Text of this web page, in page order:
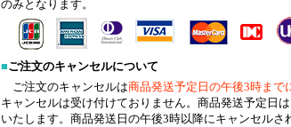
のみとなります。
■ご注文のキャンセルについて
ご注文のキャンセルは商品発送予定日の午後3時まで
キャンセルは受け付けておりません。商品発送予定日
いたします。商品発送日の午後3時以降にキャンセルさ